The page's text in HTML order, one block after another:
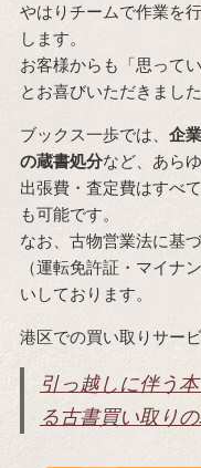
やはりチームで作業を
します。
お客様からも「思って
とお喜びいただきました
ブックス一歩では、 企
の蔵書処分など、あら
出張費・査定費はすべて
も可能です。
なお、古物営業法に基
（運転免許証・マイナ
いしております。
港区での買い取りサービ
引っ越しに伴う
る古書買い取り